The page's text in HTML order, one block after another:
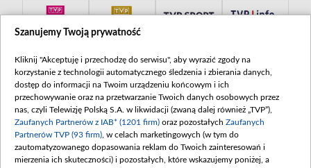
Szanujemy Twoją prywatność
Kliknij "Akceptuję i przechodzę do serwisu", aby wyrazić zgody na
korzystanie z technologii automatycznego śledzenia i zbierania danych,
dostęp do informacji na Twoim urządzeniu końcowym i ich
przechowywanie oraz na przetwarzanie Twoich danych osobowych przez
nas, czyli Telewizję Polską S.A. w likwidacji (zwaną dalej również „TVP”),
Zaufanych Partnerów z IAB* (1201 firm) oraz pozostałych Zaufanych
Partnerów TVP (93 firm) , w celach marketingowych (w tym do
zautomatyzowanego dopasowania reklam do Twoich zainteresowań i
mierzenia ich skuteczności) i pozostałych, które wskazujemy poniżej, a